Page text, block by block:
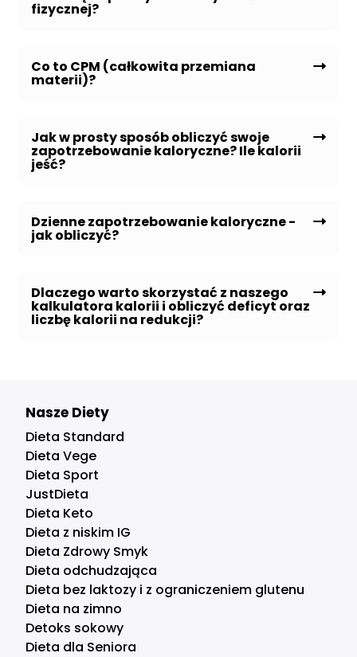
fizycznej?
Co to CPM (całkowita przemiana
materii)?
Jak w prosty sposób obliczyć swoje
zapotrzebowanie kaloryczne? Ile kalorii
jeść?
Dzienne zapotrzebowanie kaloryczne -
jak obliczyć?
Dlaczego warto skorzystać z naszego
kalkulatora kalorii i obliczyć deficyt oraz
liczbę kalorii na redukcji?
Nasze Diety
Dieta Standard
Dieta Vege
Dieta Sport
JustDieta
Dieta Keto
Dieta z niskim IG
Dieta Zdrowy Smyk
Dieta odchudzająca
Dieta bez laktozy i z ograniczeniem glutenu
Dieta na zimno
Detoks sokowy
Dieta dla Seniora